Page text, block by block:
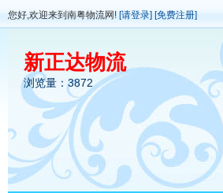
您好,欢迎来到南粤物流网! [请登录] [免费注册]
新正达物流
浏览量：3872